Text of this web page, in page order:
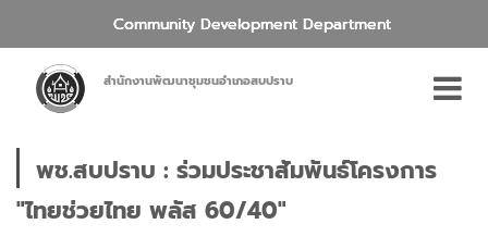
Community Development Department
สำนักงานพัฒนาชุมชนอำเภอสบปราบ
พช.สบปราบ : ร่วมประชาสัมพันธ์โครงการ
"ไทยช่วยไทย พลัส 60/40"